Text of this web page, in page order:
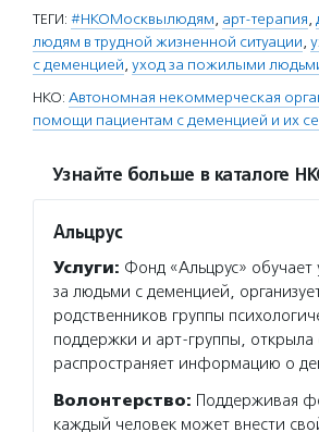
ТЕГИ: #НКОМосквылюдям, арт-терапия,
людям в трудной жизненной ситуации,
с деменцией, уход за пожилыми
НКО: Автономная некоммерческая
помощи пациентам с деменцией и их
Узнайте больше в каталоге
Альцрус
Услуги: Фонд «Альцрус»
за людьми с деменцией,
родственников группы
поддержки и арт-группы, открыла
распространяет информацию о
Волонтерство: Поддерживая
каждый человек может внести